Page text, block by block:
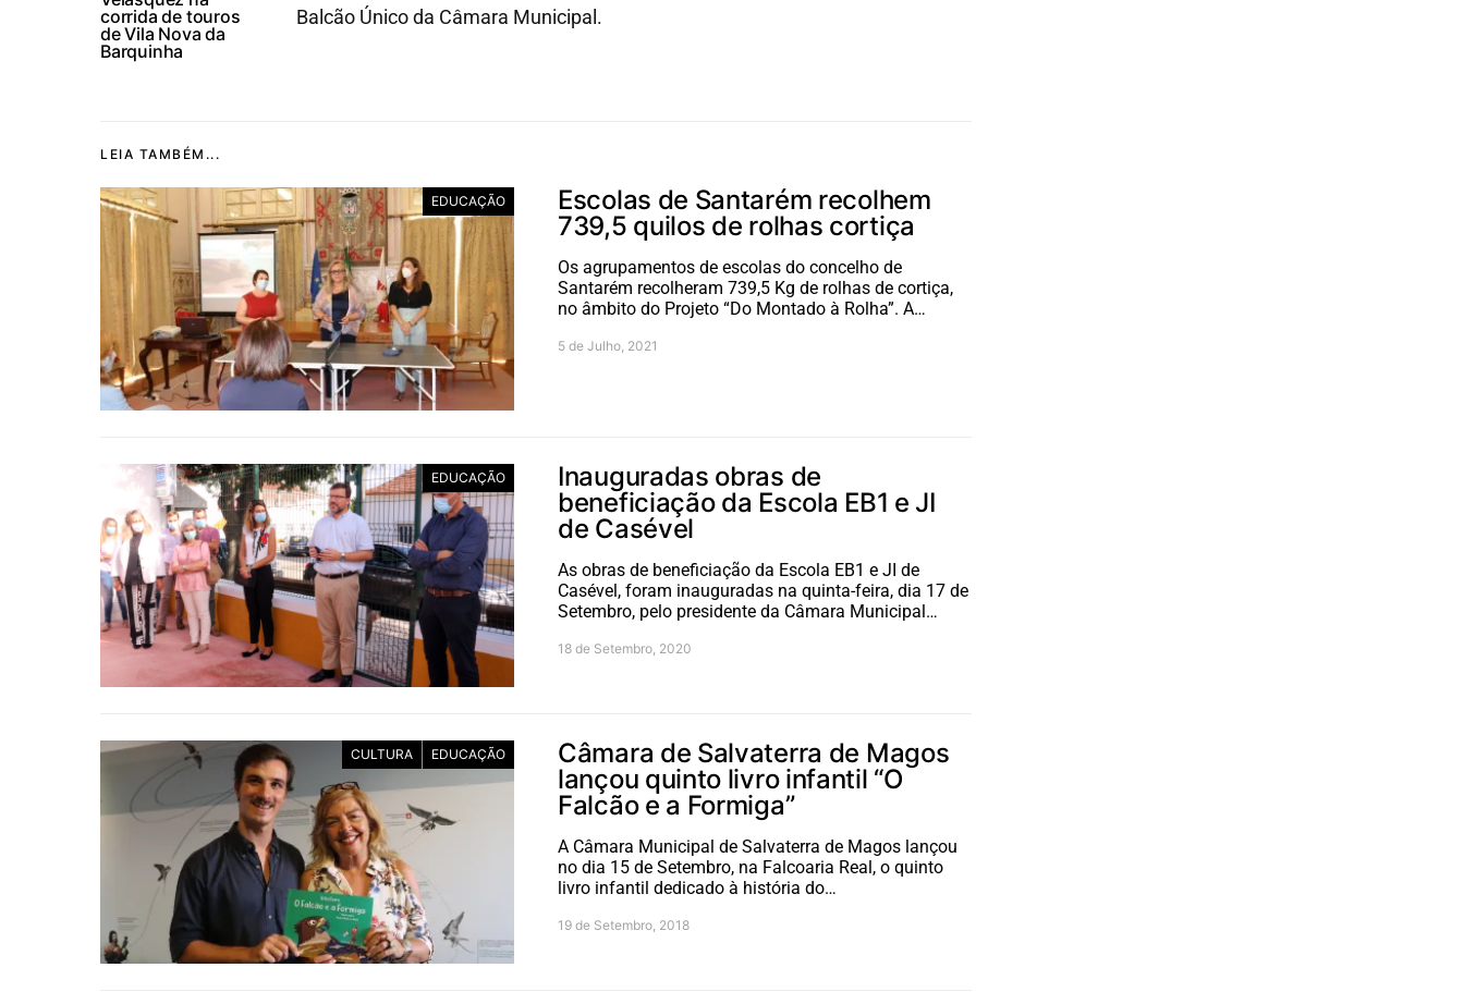
corrida de touros
de Vila Nova da
Barquinha
Balcão Único da Câmara Municipal.
LEIA TAMBÉM...
EDUCAÇÃO
Escolas de Santarém recolhem
739,5 quilos de rolhas cortiça
Os agrupamentos de escolas do concelho de
Santarém recolheram 739,5 Kg de rolhas de cortiça,
no âmbito do Projeto “Do Montado à Rolha”. A…
5 de Julho, 2021
EDUCAÇÃO
Inauguradas obras de
beneficiação da Escola EB1 e JI
de Casével
As obras de beneficiação da Escola EB1 e JI de
Casével, foram inauguradas na quinta-feira, dia 17 de
Setembro, pelo presidente da Câmara Municipal…
18 de Setembro, 2020
CULTURA EDUCAÇÃO
Câmara de Salvaterra de Magos
lançou quinto livro infantil “O
Falcão e a Formiga”
A Câmara Municipal de Salvaterra de Magos lançou
no dia 15 de Setembro, na Falcoaria Real, o quinto
livro infantil dedicado à história do…
19 de Setembro, 2018